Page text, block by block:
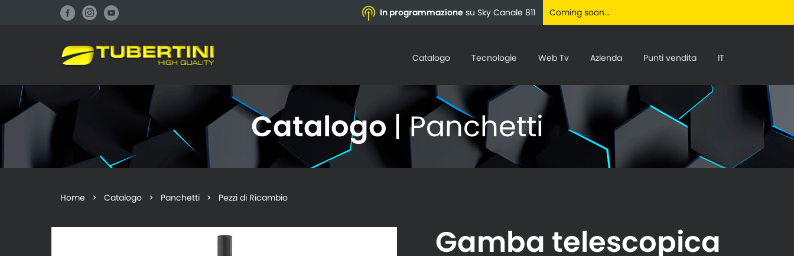
In programmazione su Sky Canale 811 Coming soon...
Catalogo Tecnologie Web Tv Azienda Punti vendita IT
Catalogo| Panchetti
Home > Catalogo > Panchetti > Pezzi di Ricambio
Gamba telescopica